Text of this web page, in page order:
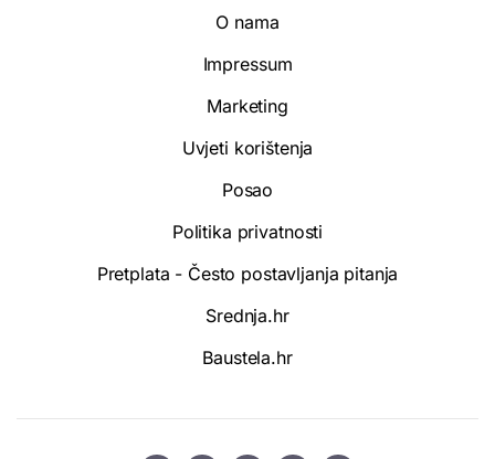
O nama
Impressum
Marketing
Uvjeti korištenja
Posao
Politika privatnosti
Pretplata - Često postavljanja pitanja
Srednja.hr
Baustela.hr